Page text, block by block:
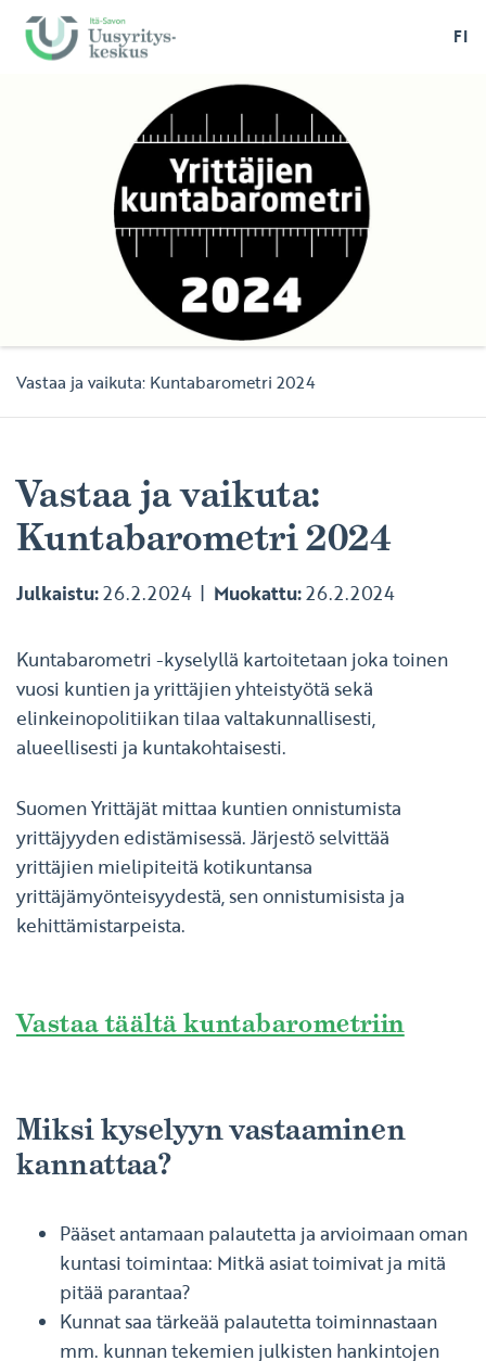
FI
Vastaa ja vaikuta: Kuntabarometri 2024
Vastaa ja vaikuta:
Kuntabarometri 2024
Julkaistu:26.2.2024 Muokattu:26.2.2024
Kuntabarometri -kyselyllä kartoitetaan joka toinen
vuosi kuntien ja yrittäjien yhteistyötä sekä
elinkeinopolitiikan tilaa valtakunnallisesti,
alueellisesti ja kuntakohtaisesti.
Suomen Yrittäjät mittaa kuntien onnistumista
yrittäjyyden edistämisessä. Järjestö selvittää
yrittäjien mielipiteitä kotikuntansa
yrittäjämyönteisyydestä, sen onnistumisista ja
kehittämistarpeista.
Vastaa täältä kuntabarometriin
Miksi kyselyyn vastaaminen
kannattaa?
Pääset antamaan palautetta ja arvioimaan oman
kuntasi toimintaa: Mitkä asiat toimivat ja mitä
pitää parantaa?
Kunnat saa tärkeää palautetta toiminnastaan
mm. kunnan tekemien julkisten hankintojen